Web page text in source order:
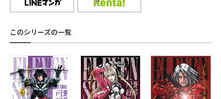
このシリーズの一覧